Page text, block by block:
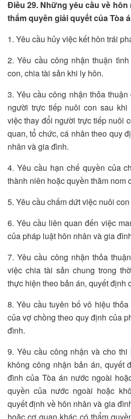
Điều 29. Những yêu cầu về
thẩm quyền giải quyết của Tòa
1. Yêu cầu hủy việc kết hôn trái
2. Yêu cầu công nhận thuận
con, chia tài sản khi ly hôn.
3. Yêu cầu công nhận thỏa
người trực tiếp nuôi con sau
việc thay đổi người trực tiếp nuôi
quan, tổ chức, cá nhân theo quy
nhân và gia đình.
4. Yêu cầu hạn chế quyền của
thành niên hoặc quyền thăm nom
5. Yêu cầu chấm dứt việc nuôi
6. Yêu cầu liên quan đến việc
của pháp luật hôn nhân và gia
7. Yêu cầu công nhận thỏa
việc chia tài sản chung trong
thực hiện theo bản án, quyết định
8. Yêu cầu tuyên bố vô hiệu
của vợ chồng theo quy định của
đình.
9. Yêu cầu công nhận và cho
không công nhận bản án, quyết
đình của Tòa án nước ngoài
quyền của nước ngoài hoặc
quyết định về hôn nhân và gia
hoặc cơ quan khác có thẩm